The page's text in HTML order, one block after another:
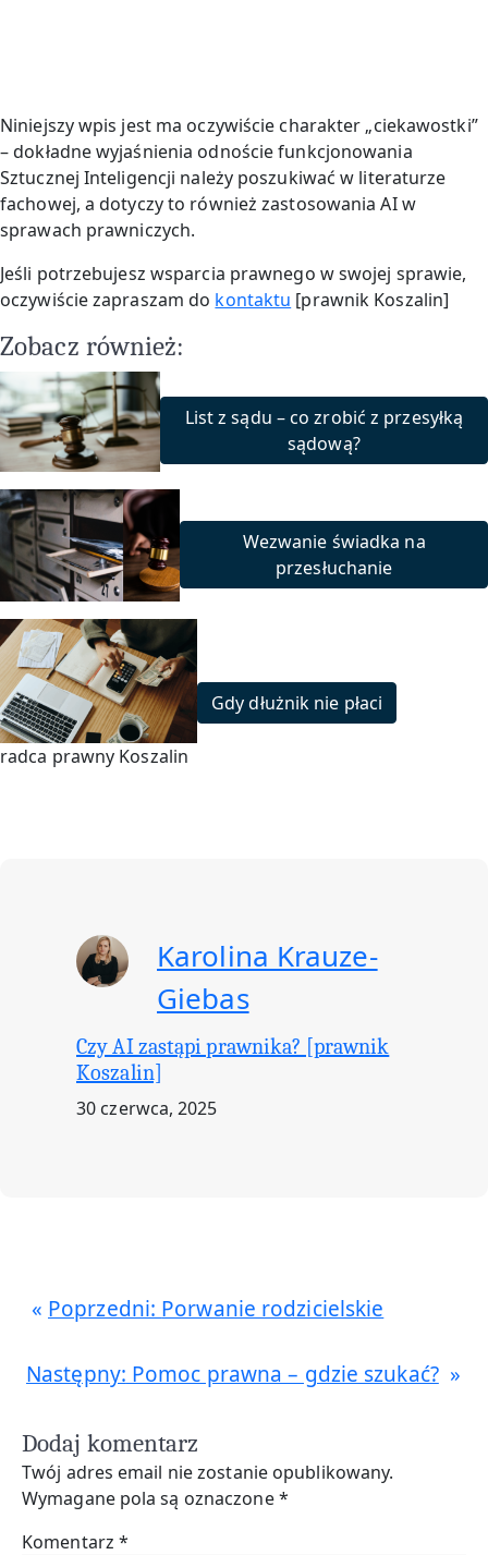
Niniejszy wpis jest ma oczywiście charakter „ciekawostki”
– dokładne wyjaśnienia odnoście funkcjonowania
Sztucznej Inteligencji należy poszukiwać w literaturze
fachowej, a dotyczy to również zastosowania AI w
sprawach prawniczych.
Jeśli potrzebujesz wsparcia prawnego w swojej sprawie,
oczywiście zapraszam do kontaktu [prawnik Koszalin]
Zobacz również:
List z sądu – co zrobić z przesyłką
sądową?
Wezwanie świadka na
przesłuchanie
radca prawny Koszalin
Gdy dłużnik nie płaci
Karolina Krauze-
Giebas
Czy AI zastąpi prawnika? [prawnik
Koszalin]
30 czerwca, 2025
Poprzedni: Porwanie rodzicielskie
Następny: Pomoc prawna – gdzie szukać?
Dodaj komentarz
Twój adres email nie zostanie opublikowany.
Wymagane pola są oznaczone*
Komentarz *